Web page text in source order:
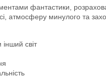
фантастики,
атмосферу минулого та
світ